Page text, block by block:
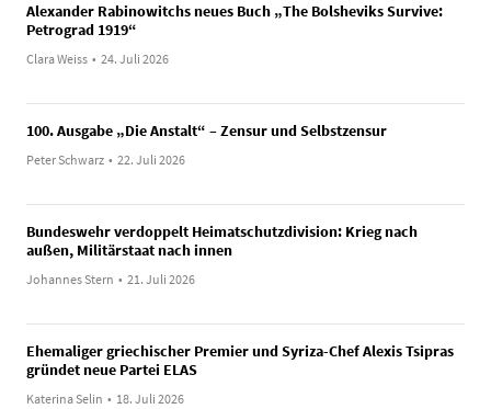
Alexander Rabinowitchs neues Buch „The Bolsheviks Survive:
Petrograd 1919“
Clara Weiss • 24. Juli 2026
100. Ausgabe „Die Anstalt“ – Zensur und Selbstzensur
Peter Schwarz • 22. Juli 2026
Bundeswehr verdoppelt Heimatschutzdivision: Krieg nach
außen, Militärstaat nach innen
Johannes Stern • 21. Juli 2026
Ehemaliger griechischer Premier und Syriza-Chef Alexis Tsipras
gründet neue Partei ELAS
Katerina Selin • 18. Juli 2026